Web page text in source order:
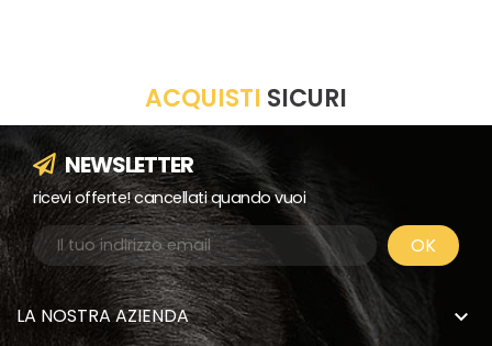
ACQUISTI SICURI
NEWSLETTER
ricevi offerte! cancellati quando vuoi
LA NOSTRA AZIENDA 